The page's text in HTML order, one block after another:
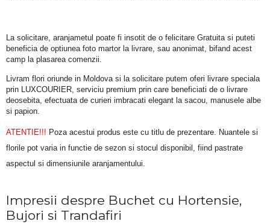
La solicitare, aranjametul poate fi insotit de o felicitare Gratuita si puteti
beneficia de optiunea foto martor la livrare, sau anonimat, bifand acest
camp la plasarea comenzii.
Livram flori oriunde in Moldova si la solicitare putem oferi livrare speciala
prin LUXCOURIER, serviciu premium prin care beneficiati de o livrare
deosebita, efectuata de curieri imbracati elegant la sacou, manusele albe
si papion.
ATENTIE!!! Poza acestui produs este cu titlu de prezentare. Nuantele si
florile pot varia in functie de sezon si stocul disponibil, fiind pastrate
aspectul si dimensiunile aranjamentului.
Impresii despre Buchet cu Hortensie,
Bujori si Trandafiri